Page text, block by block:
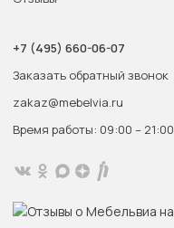
+7 (495) 660-06-07
Заказать обратный звонок
zakaz@mebelvia.ru
Время работы: 09:00 – 21:00